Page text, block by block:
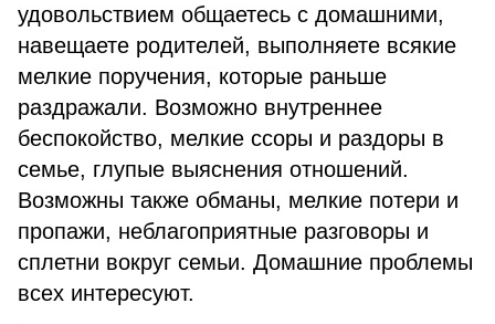
удовольствием общаетесь с домашними,
навещаете родителей, выполняете всякие
мелкие поручения, которые раньше
раздражали. Возможно внутреннее
беспокойство, мелкие ссоры и раздоры в
семье, глупые выяснения отношений.
Возможны также обманы, мелкие потери и
пропажи, неблагоприятные разговоры и
сплетни вокруг семьи. Домашние проблемы
всех интересуют.